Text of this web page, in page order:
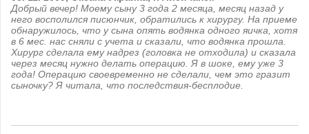
Добрый вечер! Моему сыну 3 года 2 месяца, месяц назад у
него восполился писюнчик, обратились к хирургу. На приеме
обнаружилось, что у сына опять водянка одного яичка, хотя
в 6 мес. нас сняли с учета и сказали, что водянка прошла.
Хирург сделала ему надрез (головка не отходила) и сказала
через месяц нужно делать операцию. Я в шоке, ему уже 3
года! Операцию своевременно не сделали, чем это гразит
сыночку? Я читала, что последствия-бесплодие.